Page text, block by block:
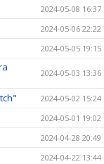
2024-05-08 16:37
2024-05-06 22:22
2024-05-05 19:15
2024-05-03 13:36
2024-05-02 15:24
2024-05-01 19:02
2024-04-28 20:49
2024-04-22 13:44